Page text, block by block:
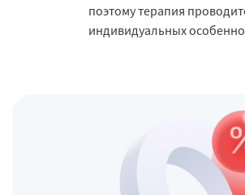
поэтому терапия
индивидуальных